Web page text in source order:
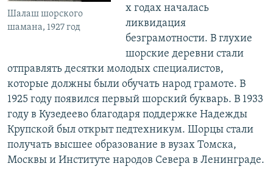
Шалаш шорского
шамана, 1927 год
х годах началась
ликвидация
безграмотности. В глухие
шорские деревни стали
отправлять десятки молодых специалистов,
которые должны были обучать народ грамоте. В
1925 году появился первый шорский букварь. В 1933
году в Кузедеево благодаря поддержке Надежды
Крупской был открыт педтехникум. Шорцы стали
получать высшее образование в вузах Томска,
Москвы и Институте народов Севера в Ленинграде.